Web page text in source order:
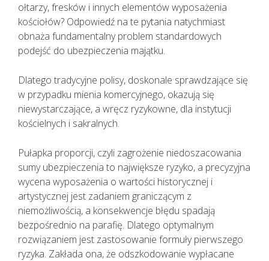
ołtarzy, fresków i innych elementów wyposażenia
kościołów? Odpowiedź na te pytania natychmiast
obnaża fundamentalny problem standardowych
podejść do ubezpieczenia majątku.
Dlatego tradycyjne polisy, doskonale sprawdzające się
w przypadku mienia komercyjnego, okazują się
niewystarczające, a wręcz ryzykowne, dla instytucji
kościelnych i sakralnych.
Pułapka proporcji, czyli zagrożenie niedoszacowania
sumy ubezpieczenia to największe ryzyko, a precyzyjna
wycena wyposażenia o wartości historycznej i
artystycznej jest zadaniem graniczącym z
niemożliwością, a konsekwencje błędu spadają
bezpośrednio na parafię. Dlatego optymalnym
rozwiązaniem jest zastosowanie formuły pierwszego
ryzyka. Zakłada ona, że odszkodowanie wypłacane